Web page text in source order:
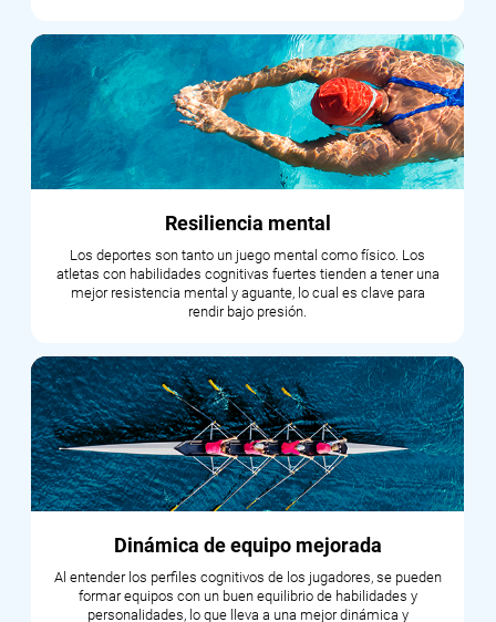
Resiliencia mental
Los deportes son tanto un juego mental como físico. Los
atletas con habilidades cognitivas fuertes tienden a tener una
mejor resistencia mental y aguante, lo cual es clave para
rendir bajo presión.
Dinámica de equipo mejorada
Al entender los perfiles cognitivos de los jugadores, se pueden
formar equipos con un buen equilibrio de habilidades y
personalidades, lo que lleva a una mejor dinámica y